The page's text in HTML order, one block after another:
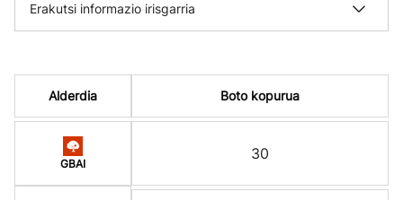
Erakutsi informazio irisgarria
Alderdia
GBAI
Boto kopurua
30